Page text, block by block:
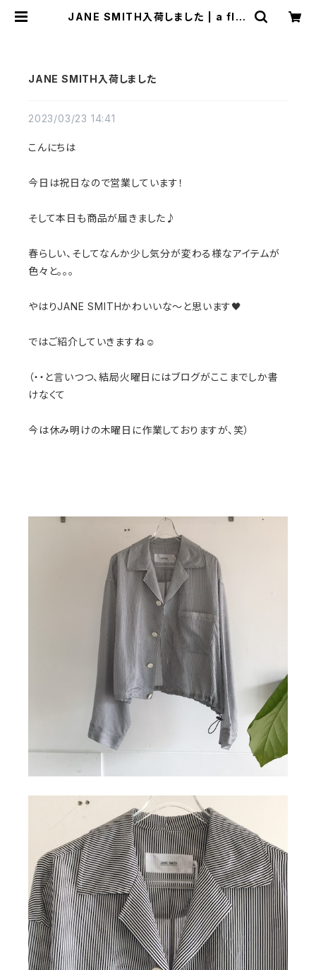
JANE SMITH入荷しました | a flat
JANE SMITH入荷しました
2023/03/23 14:41
こんにちは
今日は祝日なので営業しています！
そして本日も商品が届きました♪
春らしい、そしてなんか少し気分が変わる様なアイテムが
色々と。。。
やはりJANE SMITHかわいいな〜と思います🖤
ではご紹介していきますね☺️
（・・と言いつつ、結局火曜日にはブログがここまでしか書
けなくて
今は休み明けの木曜日に作業しておりますが、笑）